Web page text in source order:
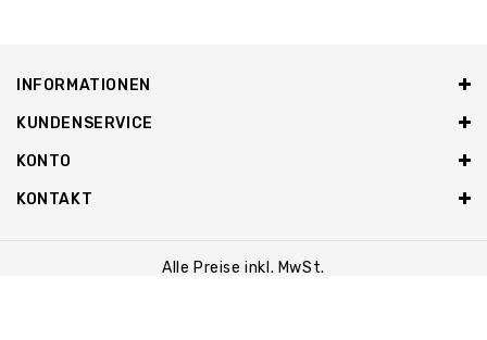
INFORMATIONEN
KUNDENSERVICE
KONTO
KONTAKT
Alle Preise inkl. MwSt.